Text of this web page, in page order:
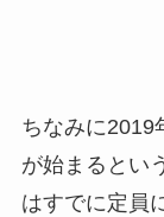
ちなみに2019
が始まるとい
はすでに定員